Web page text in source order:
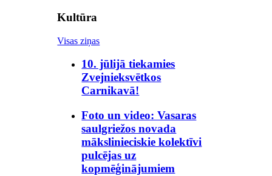
Kultūra
Visas ziņas
10. jūlijā tiekamies
Zvejnieksvētkos
Carnikavā!
Foto un video: Vasaras
saulgriežos novada
mākslinieciskie kolektīvi
pulcējas uz
kopmēģinājumiem